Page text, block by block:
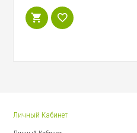
Личный Кабинет